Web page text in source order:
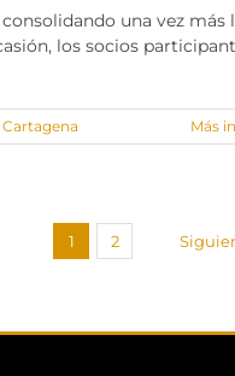
una vez más
los socios
Más
1 2